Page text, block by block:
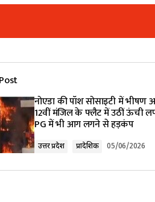
marked*
नोएडा की पॉश सोसाइटी में भीषण
12वीं मंजिल के फ्लैट में उठीं ऊंची
PG में भी आग लगने से हड़कंप
उत्तर प्रदेश प्रादेशिक 05/06/2026